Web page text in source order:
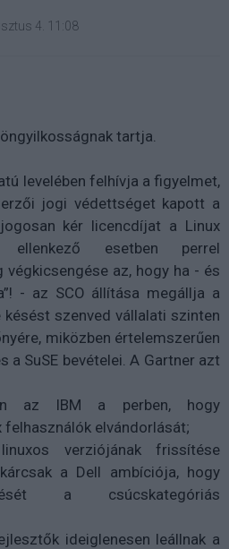
4. 11:08
tartja.
levelében felhívja a figyelmet,
jogi védettséget kapott a
kér licencdíjat a Linux
ellenkező esetben perrel
az, hogy ha - és
- az SCO állítása megállja a
késést szenved vállalati szinten
miközben értelemszerűen
a SuSE bevételei. A Gartner azt
az IBM a perben, hogy
felhasználók elvándorlását;
verziójának frissítése
a Dell ambíciója, hogy
a csúcskategóriás
ideiglenesen leállnak a